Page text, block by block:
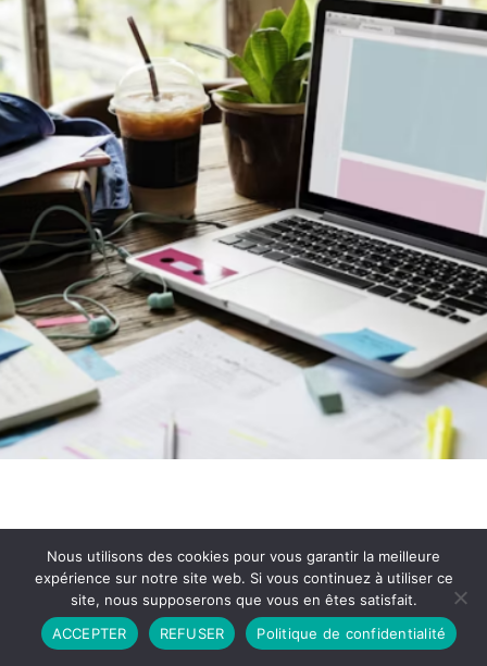
Partenariat Contact
Politique de Confidentialité
CGU
Copyright © 2026 - Propulsé par DIEUDUDIABLE
Nous utilisons des cookies pour vous garantir la meilleure
expérience sur notre site web. Si vous continuez à utiliser ce
site, nous supposerons que vous en êtes satisfait.
ACCEPTER
REFUSER Politique de confidentialité